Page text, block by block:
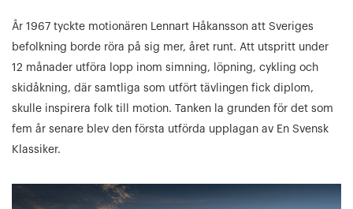
År 1967 tyckte motionären Lennart Håkansson att Sveriges
befolkning borde röra på sig mer, året runt. Att utspritt under
12 månader utföra lopp inom simning, löpning, cykling och
skidåkning, där samtliga som utfört tävlingen fick diplom,
skulle inspirera folk till motion. Tanken la grunden för det som
fem år senare blev den första utförda upplagan av En Svensk
Klassiker.